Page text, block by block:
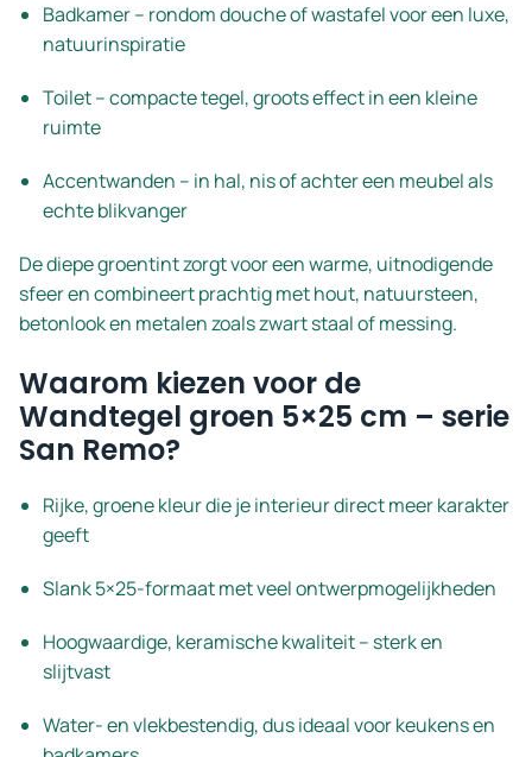
Badkamer – rondom douche of wastafel voor een luxe,
natuurinspiratie
Toilet – compacte tegel, groots effect in een kleine
ruimte
Accentwanden – in hal, nis of achter een meubel als
echte blikvanger
De diepe groentint zorgt voor een warme, uitnodigende
sfeer en combineert prachtig met hout, natuursteen,
betonlook en metalen zoals zwart staal of messing.
Waarom kiezen voor de
Wandtegel groen 5×25 cm – serie
San Remo?
Rijke, groene kleur die je interieur direct meer karakter
geeft
Slank 5×25-formaat met veel ontwerpmogelijkheden
Hoogwaardige, keramische kwaliteit – sterk en
slijtvast
Water- en vlekbestendig, dus ideaal voor keukens en